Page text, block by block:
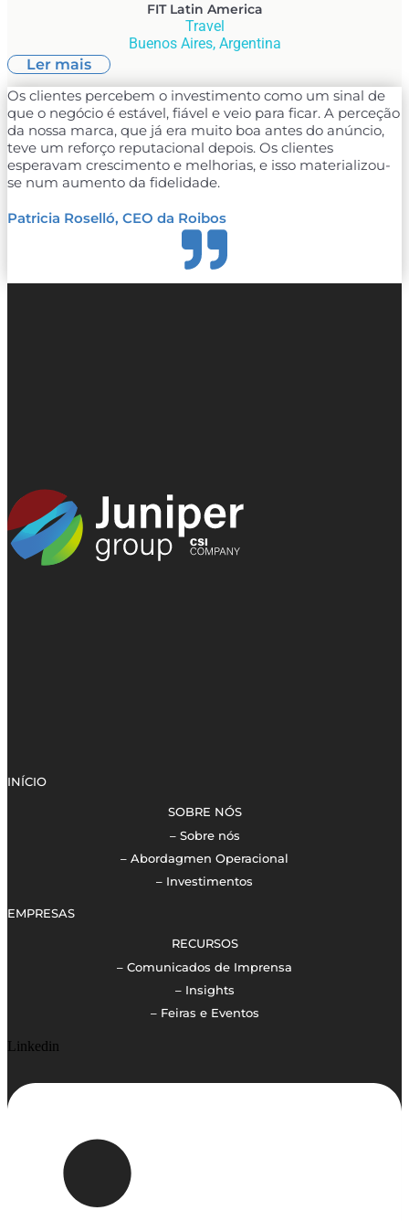
FIT Latin America
Travel
Buenos Aires, Argentina
Ler mais
Os clientes percebem o investimento como um sinal de
que o negócio é estável, fiável e veio para ficar. A perceção
da nossa marca, que já era muito boa antes do anúncio,
teve um reforço reputacional depois. Os clientes
esperavam crescimento e melhorias, e isso materializou-
se num aumento da fidelidade.
Patricia Roselló, CEO da Roibos
INÍCIO
SOBRE NÓS
– Sobre nós
– Abordagmen Operacional
– Investimentos
EMPRESAS
RECURSOS
– Comunicados de Imprensa
– Insights
– Feiras e Eventos
Linkedin